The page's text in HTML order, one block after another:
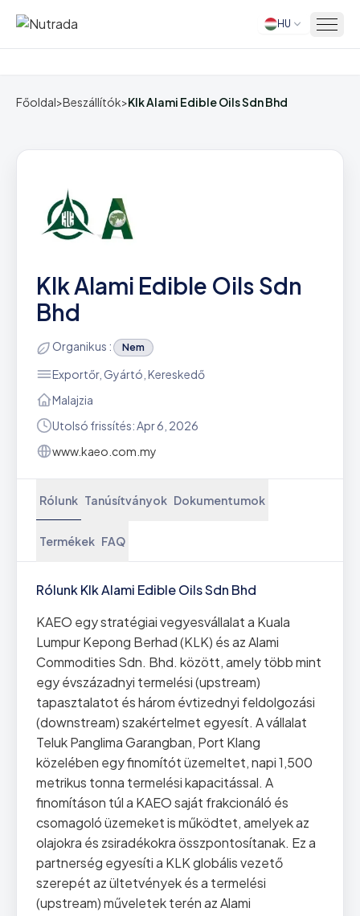
Főoldal HU
Főoldal>Beszállítók>Klk Alami Edible Oils Sdn Bhd
Klk Alami Edible Oils Sdn
Bhd
Organikus : Nem
Exportőr, Gyártó, Kereskedő
Malajzia
Utolsó frissítés: Apr 6, 2026
www.kaeo.com.my
Rólunk Tanúsítványok Dokumentumok
Termékek FAQ
Rólunk Klk Alami Edible Oils Sdn Bhd
KAEO egy stratégiai vegyesvállalat a Kuala
Lumpur Kepong Berhad (KLK) és az Alami
Commodities Sdn. Bhd. között, amely több mint
egy évszázadnyi termelési (upstream)
tapasztalatot és három évtizednyi feldolgozási
(downstream) szakértelmet egyesít. A vállalat
Teluk Panglima Garangban, Port Klang
közelében egy finomítót üzemeltet, napi 1,500
metrikus tonna termelési kapacitással. A
finomításon túl a KAEO saját frakcionáló és
csomagoló üzemeket is működtet, amelyek az
olajokra és zsiradékokra összpontosítanak. Ez a
partnerség egyesíti a KLK globális vezető
szerepét az ültetvények és a termelési
(upstream) műveletek terén az Alami